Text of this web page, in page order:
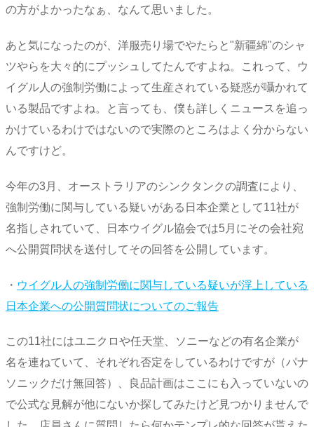
の方がよかったなぁ、なんて思いました。
あと気になったのが、洋服売り場でやたらと"新疆綿"のシャ
ツやらを大々的にプッシュしてたんですよね。これって、ウ
イグル人の強制労働によって生産されている疑惑が囁かれて
いる製品ですよね。と言っても、僕も詳しくニュースを追っ
かけているわけではないので実際のところはよく分からない
んですけど。
今年の3月、オーストラリアのシンクタンクの調査により、
強制労働に関与している疑いがある日本企業として11社が
名指しされていて、日本ウイグル協会では5月にその会社宛
へ公開質問状を送付してその回答を公開しています。
・ ウイグル人の強制労働に関与している疑いが浮上している
日本企業への公開質問状についてのご報告
この11社にはユニクロや任天堂、ソニーなどの有名企業が
名を連ねていて、それぞれ否定をしているわけですが（パナ
ソニックだけ無回答）、良品計画はここにも入っていないの
で公式な見解が他にないか探してみたけど見つかりませんで